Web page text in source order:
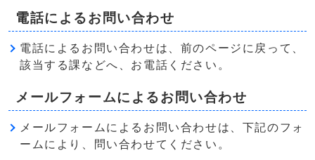
電話によるお問い合わせ
電話によるお問い合わせは、前のページに戻って、
該当する課などへ、お電話ください。
メールフォームによるお問い合わせ
メールフォームによるお問い合わせは、下記のフォ
ームにより、問い合わせてください。